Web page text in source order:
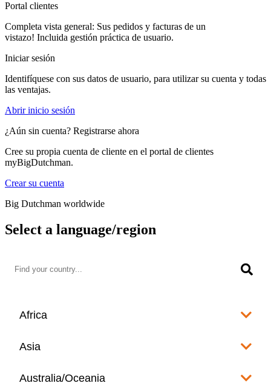
Portal clientes
Completa vista general: Sus pedidos y facturas de un
vistazo! Incluida gestión práctica de usuario.
Iniciar sesión
Identifíquese con sus datos de usuario, para utilizar su cuenta y todas
las ventajas.
Abrir inicio sesión
¿Aún sin cuenta? Registrarse ahora
Cree su propia cuenta de cliente en el portal de clientes
myBigDutchman.
Crear su cuenta
Big Dutchman worldwide
Select a language/region
Africa
Angola
Asia
Afghanistan
Australia/Oceania